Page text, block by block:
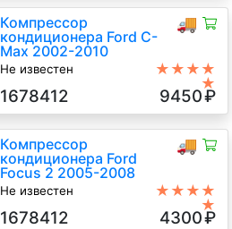
🚚
Компрессор
кондиционера Ford C-
Max 2002-2010
Не известен
Минивэн, синий, 2009 г.в.
★★★★
★
1678412 9450₽
🚚
Компрессор
кондиционера Ford
Focus 2 2005-2008
Не известен
ст.мех., Универсал, синий, 2005 г.в.
★★★★
★
1678412 4300₽